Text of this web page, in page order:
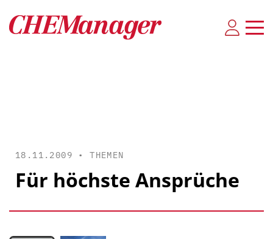
18.11.2009 •THEMEN
Für höchste Ansprüche